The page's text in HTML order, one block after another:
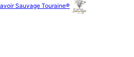
Sauvage Touraine®